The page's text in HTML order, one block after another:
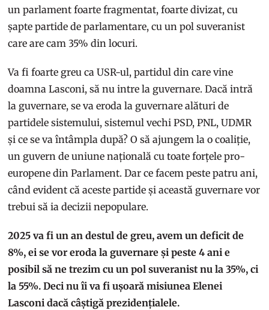
un parlament foarte fragmentat, foarte divizat, cu
șapte partide de parlamentare, cu un pol suveranist
care are cam 35% din locuri.
Va fi foarte greu ca USR-ul, partidul din care vine
doamna Lasconi, să nu intre la guvernare. Dacă intră
la guvernare, se va eroda la guvernare alături de
partidele sistemului, sistemul vechi PSD, PNL, UDMR
și ce se va întâmpla după? O să ajungem la o coaliție,
un guvern de uniune națională cu toate forțele pro-
europene din Parlament. Dar ce facem peste patru ani,
când evident că aceste partide și această guvernare vor
trebui să ia decizii nepopulare.
2025 va fi un an destul de greu, avem un deficit de
8%, ei se vor eroda la guvernare și peste 4 ani e
posibil să ne trezim cu un pol suveranist nu la 35%, ci
la 55%. Deci nu îi va fi ușoară misiunea Elenei
Lasconi dacă câștigă prezidențialele.